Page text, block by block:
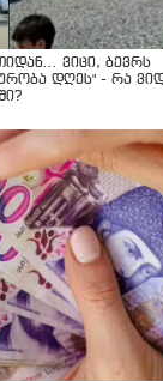
ვიცი, ბევრს
დღეს" - რა